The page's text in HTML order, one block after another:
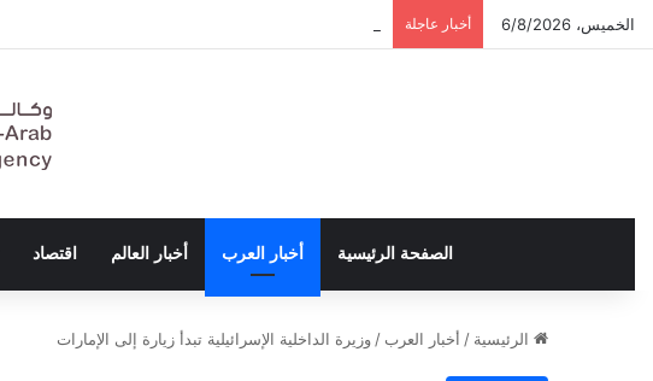
الخميس، 6/8/2026 أخبار عاجلة
الصفحة الرئيسية أخبار العرب أخبار العالم اقتصاد
الرئيسية / أخبار العرب / وزيرة الداخلية الإسرائيلية تبدأ زيارة إلى الإمارات